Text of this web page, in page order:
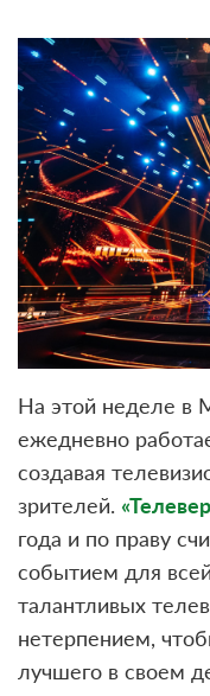
На этой неделе в
ежедневно
создавая
зрителей.
года и по праву
событием для
талантливых
нетерпением,
лучшего в своем